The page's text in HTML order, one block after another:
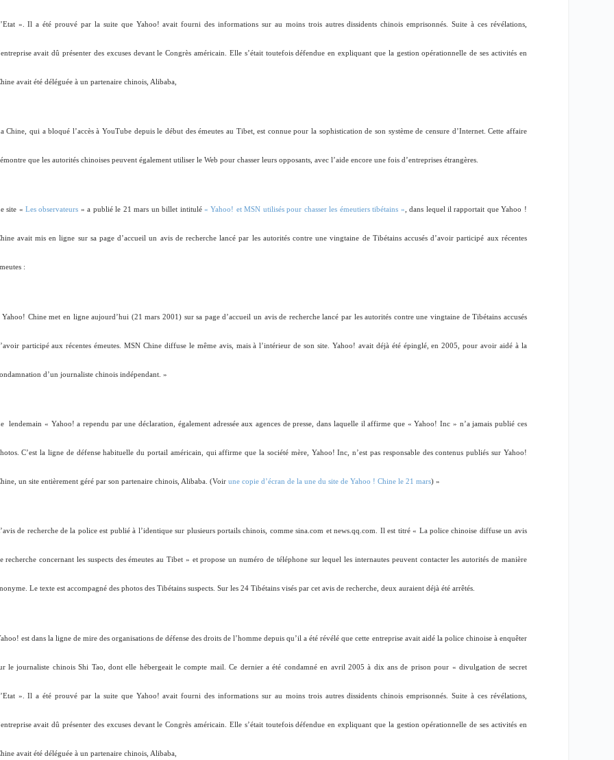
». Il a été prouvé par la suite que Yahoo! avait fourni des informations sur au moins trois autres dissidents chinois emprisonnés. Suite à ces révélations,
avait dû présenter des excuses devant le Congrès américain. Elle s’était toutefois défendue en expliquant que la gestion opérationnelle de ses activités en
avait été déléguée à un partenaire chinois, Alibaba,
Chine, qui a bloqué l’accès à YouTube depuis le début des émeutes au Tibet, est connue pour la sophistication de son système de censure d’Internet. Cette affaire
que les autorités chinoises peuvent également utiliser le Web pour chasser leurs opposants, avec l’aide encore une fois d’entreprises étrangères.
site « Les observateurs » a publié le 21 mars un billet intitulé« Yahoo! et MSN utilisés pour chasser les émeutiers tibétains », dans lequel il rapportait que Yahoo !
avait mis en ligne sur sa page d’accueil un avis de recherche lancé par les autorités contre une vingtaine de Tibétains accusés d’avoir participé aux récentes
:
Yahoo! Chine met en ligne aujourd’hui (21 mars 2001) sur sa page d’accueil un avis de recherche lancé par les autorités contre une vingtaine de Tibétains accusés
participé aux récentes émeutes. MSN Chine diffuse le même avis, mais à l’intérieur de son site. Yahoo! avait déjà été épinglé, en 2005, pour avoir aidé à la
d’un journaliste chinois indépendant. »
lendemain « Yahoo! a rependu par une déclaration, également adressée aux agences de presse, dans laquelle il affirme que « Yahoo! Inc » n’a jamais publié ces
C’est la ligne de défense habituelle du portail américain, qui affirme que la société mère, Yahoo! Inc, n’est pas responsable des contenus publiés sur Yahoo!
un site entièrement géré par son partenaire chinois, Alibaba. (Voir une copie d’écran de la une du site de Yahoo ! Chine le 21 mars) »
de recherche de la police est publié à l’identique sur plusieurs portails chinois, comme sina.com et news.qq.com. Il est titré « La police chinoise diffuse un avis
recherche concernant les suspects des émeutes au Tibet » et propose un numéro de téléphone sur lequel les internautes peuvent contacter les autorités de manière
Le texte est accompagné des photos des Tibétains suspects. Sur les 24 Tibétains visés par cet avis de recherche, deux auraient déjà été arrêtés.
est dans la ligne de mire des organisations de défense des droits de l’homme depuis qu’il a été révélé que cette entreprise avait aidé la police chinoise à enquêter
le journaliste chinois Shi Tao, dont elle hébergeait le compte mail. Ce dernier a été condamné en avril 2005 à dix ans de prison pour « divulgation de secret
». Il a été prouvé par la suite que Yahoo! avait fourni des informations sur au moins trois autres dissidents chinois emprisonnés. Suite à ces révélations,
avait dû présenter des excuses devant le Congrès américain. Elle s’était toutefois défendue en expliquant que la gestion opérationnelle de ses activités en
avait été déléguée à un partenaire chinois, Alibaba,